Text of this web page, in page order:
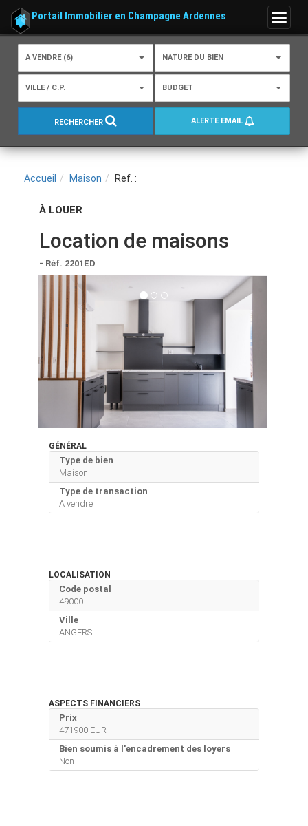
Menu
Portail Immobilier en Champagne Ardennes
A VENDRE (6) NATURE DU BIEN
VILLE / C.P. BUDGET
RECHERCHER ALERTE EMAIL
Accueil Maison Ref. :
À LOUER
Location de maisons
- Réf. 2201ED
GÉNÉRAL
Type de bien
Maison
Type de transaction
A vendre
LOCALISATION
Code postal
49000
Ville
ANGERS
ASPECTS FINANCIERS
Prix
471900 EUR
Bien soumis à l'encadrement des loyers
Non